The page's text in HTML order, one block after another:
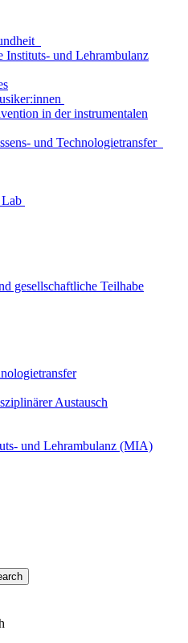
Instituts- und Lehrambulanz
in der instrumentalen
und Technologietransfer
Lab
gesellschaftliche Teilhabe
Austausch
und Lehrambulanz (MIA)